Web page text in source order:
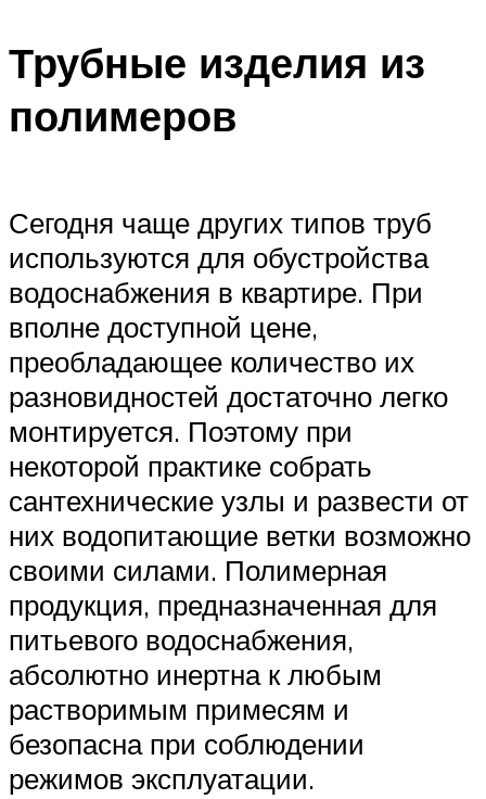
Трубные изделия из
полимеров
Сегодня чаще других типов труб
используются для обустройства
водоснабжения в квартире. При
вполне доступной цене,
преобладающее количество их
разновидностей достаточно легко
монтируется. Поэтому при
некоторой практике собрать
сантехнические узлы и развести от
них водопитающие ветки возможно
своими силами. Полимерная
продукция, предназначенная для
питьевого водоснабжения,
абсолютно инертна к любым
растворимым примесям и
безопасна при соблюдении
режимов эксплуатации.